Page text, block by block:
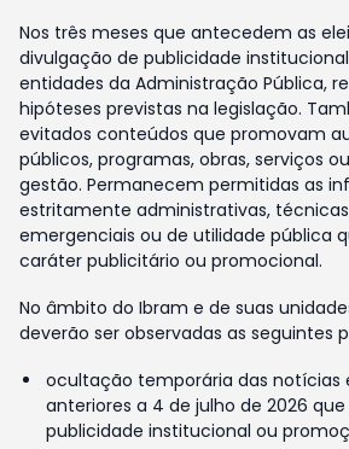
Nos três meses que antecedem as
divulgação de publicidade
entidades da Administração Pública,
hipóteses previstas na legislação.
evitados conteúdos que promovam
públicos, programas, obras, serviços
gestão. Permanecem permitidas as
estritamente administrativas,
emergenciais ou de utilidade pública
caráter publicitário ou promocional.
No âmbito do Ibram e de suas
deverão ser observadas as seguintes
ocultação temporária das notícias
anteriores a 4 de julho de 2026
publicidade institucional ou